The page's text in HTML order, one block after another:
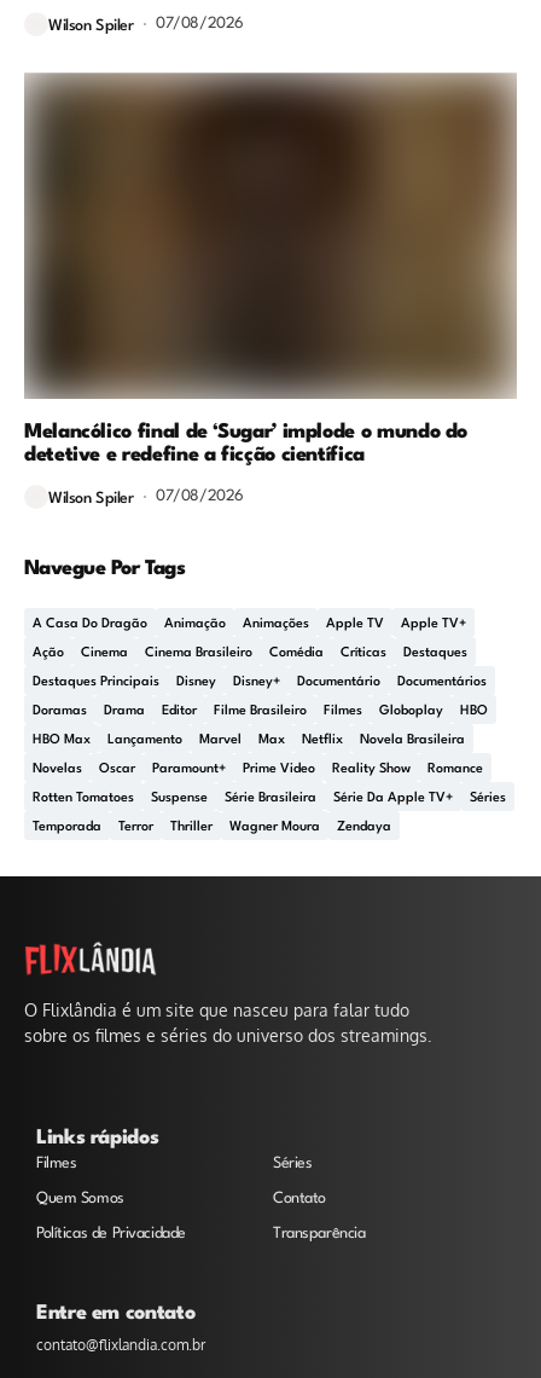
Wilson Spiler 07/08/2026
Melancólico final de ‘Sugar’ implode o mundo do
detetive e redefine a ficção científica
Wilson Spiler 07/08/2026
Navegue Por Tags
A Casa Do Dragão Animação Animações Apple TV Apple TV+
Ação Cinema Cinema Brasileiro Comédia Críticas Destaques
Destaques Principais Disney Disney+ Documentário Documentários
Doramas Drama Editor Filme Brasileiro Filmes Globoplay HBO
HBO Max Lançamento Marvel Max Netflix Novela Brasileira
Novelas Oscar Paramount+ Prime Video Reality Show Romance
Rotten Tomatoes Suspense Série Brasileira Série Da Apple TV+ Séries
Temporada Terror Thriller Wagner Moura Zendaya
O Flixlândia é um site que nasceu para falar tudo
sobre os filmes e séries do universo dos streamings.
Links rápidos
Filmes Séries
Quem Somos Contato
Políticas de Privacidade Transparência
Entre em contato
contato@flixlandia.com.br